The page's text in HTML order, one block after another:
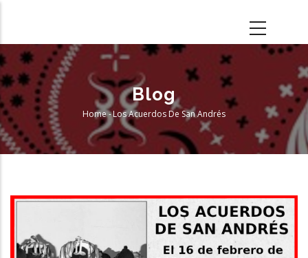
main
content
Blog
Breadcrumb
Home-Los Acuerdos De San Andrés